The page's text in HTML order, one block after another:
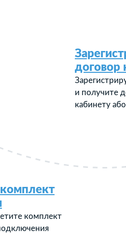
комплект
договор
и получите
кабинету